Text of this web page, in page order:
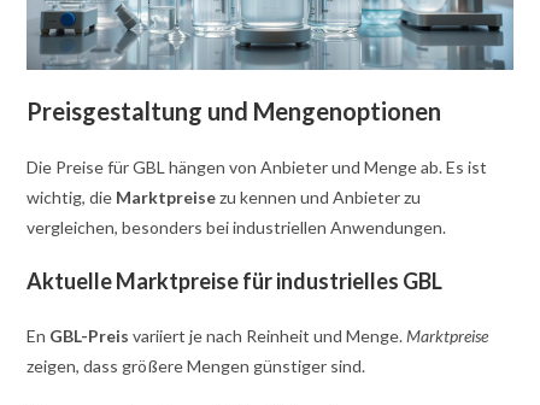
Preisgestaltung und Mengenoptionen
Die Preise für GBL hängen von Anbieter und Menge ab. Es ist
wichtig, die Marktpreisezu kennen und Anbieter zu
vergleichen, besonders bei industriellen Anwendungen.
Aktuelle Marktpreise für industrielles GBL
En GBL-Preis variiert je nach Reinheit und Menge.Marktpreise
zeigen, dass größere Mengen günstiger sind.